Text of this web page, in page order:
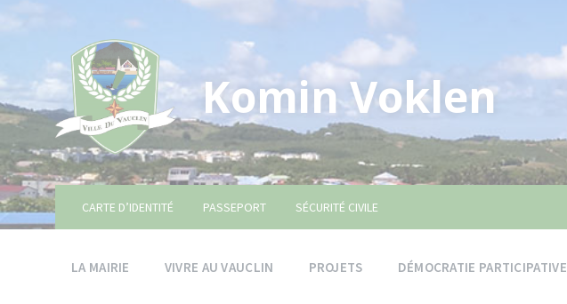
Komin Voklen
CARTE D’IDENTITÉ PASSEPORT SÉCURITÉ CIVILE
LA MAIRIE VIVRE AU VAUCLIN PROJETS DÉMOCRATIE PARTICIPATIVE